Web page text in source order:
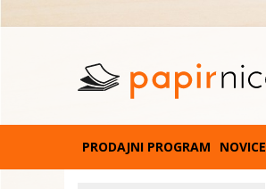
PRODAJNI PROGRAM NOVICE